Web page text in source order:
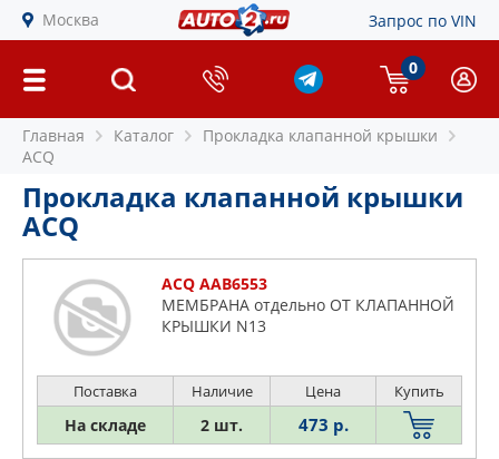
Москва Запрос по VIN
0
Главная Каталог
Прокладка клапанной крышки
ACQ
Прокладка клапанной крышки
ACQ
ACQ AAB6553
МЕМБРАНА отдельно ОТ КЛАПАННОЙ
КРЫШКИ N13
Поставка Наличие Цена Купить
На складе 2 шт. 473 р.